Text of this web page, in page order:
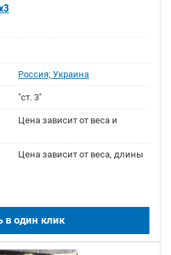
Россия; Украина
"ст. 3"
Цена зависит от веса и
Цена зависит от веса, длины
в один клик